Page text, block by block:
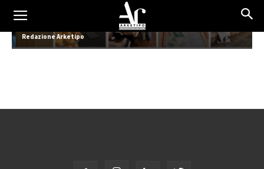
Tecniche Nuove incontra l’Ordine 2026
Redazione Arketipo